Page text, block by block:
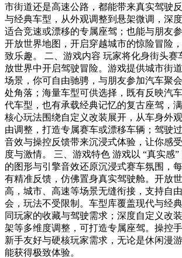
市街道还是高速公路，都能带来真实驾驶
与经典车型，从外观调整到悬架微调，深
适合竞速或漂移的专属座驾；也能与朋友
开放世界地图，开启穿越城市的惊险冒险
致乐趣。 二、游戏内容 玩家将化身街头赛
放世界中开启驾驶冒险。游戏提供城市街
场景，你可自由驰骋，与朋友参加汽车聚
处角落；海量车型可供选择，既有反映汽
代车型，也有承载经典记忆的复古座驾，
核心玩法围绕自定义改装展开，从车身外
由调整，打造专属赛车或漂移车辆；驾驶
音效与操控反馈带来沉浸式体验，让你感
度与激情。 三、游戏特色 游戏以 “真实感
的图形与引擎音效还原沉浸式赛车氛围，
有精准反馈，仿佛置身真实驾驶舱。开放
高，城市、高速等场景无缝衔接，支持自
会，玩法不受限制。车型库覆盖现代与经
同玩家的收藏与驾驶需求；深度自定义改
架等多维度调整，可打造专属座驾。操控
新手友好与硬核玩家需求，无论是休闲漫
能获得极致体验。